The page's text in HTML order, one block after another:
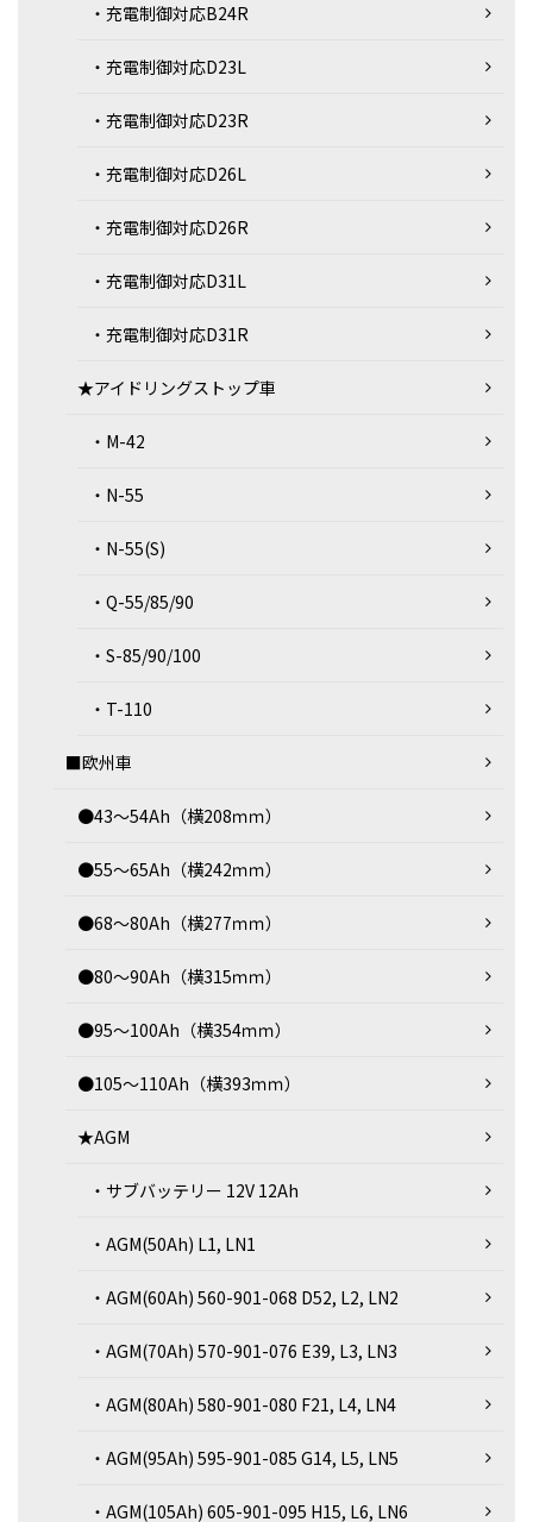
・充電制御対応B24R
・充電制御対応D23L
・充電制御対応D23R
・充電制御対応D26L
・充電制御対応D26R
・充電制御対応D31L
・充電制御対応D31R
★アイドリングストップ車
・M-42
・N-55
・N-55(S)
・Q-55/85/90
・S-85/90/100
・T-110
■欧州車
●43～54Ah（横208ｍｍ）
●55～65Ah（横242ｍｍ）
●68～80Ah（横277ｍｍ）
●80～90Ah（横315ｍｍ）
●95～100Ah（横354ｍｍ）
●105～110Ah（横393ｍｍ）
★AGM
・サブバッテリー 12V 12Ah
・AGM(50Ah) L1, LN1
・AGM(60Ah) 560-901-068 D52, L2, LN2
・AGM(70Ah) 570-901-076 E39, L3, LN3
・AGM(80Ah) 580-901-080 F21, L4, LN4
・AGM(95Ah) 595-901-085 G14, L5, LN5
・AGM(105Ah) 605-901-095 H15, L6, LN6